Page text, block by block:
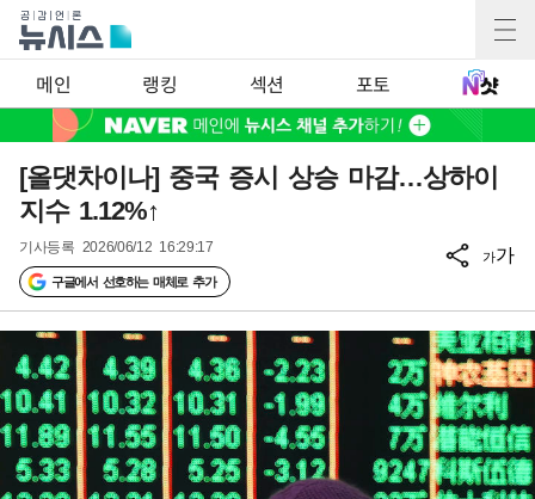
메인 랭킹 섹션 포토
[올댓차이나] 중국 증시 상승 마감…상하이
지수 1.12%↑
기사등록 2026/06/12 16:29:17
구글에서 선호하는 매체로 추가
가가